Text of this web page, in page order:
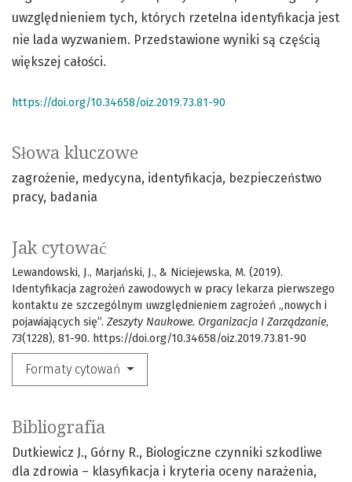
Słowa kluczowe
zagrożenie medycyna identyfikacja
bezpieczeństwo
pracy badania
Jak cytować
Lewandowski, J., Marjański, J., & Niciejewska, M. (2019).
Identyfikacja zagrożeń zawodowych w pracy lekarza pierwszego
kontaktu ze szczególnym uwzględnieniem zagrożeń „nowych i
pojawiających się”. Zeszyty Naukowe. Organizacja I Zarządzanie,
73(1228), 81-90. https://doi.org/10.34658/oiz.2019.73.81-90
Formaty cytowań
uwzględnieniem tych, których rzetelna identyfikacja jest
nie lada wyzwaniem. Przedstawione wyniki są częścią
większej całości.
https://doi.org/10.34658/oiz.2019.73.81-90
Bibliografia
Dutkiewicz J., Górny R., Biologiczne czynniki szkodliwe
dla zdrowia – klasyfikacja i kryteria oceny narażenia,